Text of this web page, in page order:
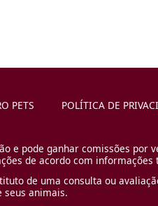
PETS POLÍTICA DE
e pode ganhar comissões por
de acordo com informações
de uma consulta ou
seus animais.